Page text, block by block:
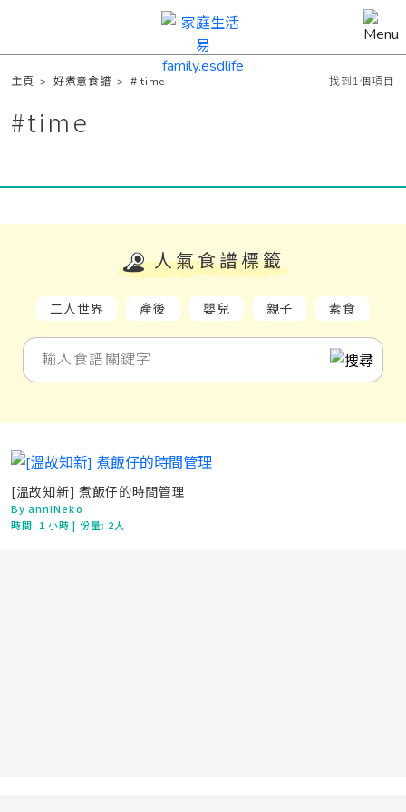
主頁 >好煮意食譜 ># time 找到1個項目
#time
人氣食譜標籤
二人世界 產後 嬰兒 親子 素食
[溫故知新] 煮飯仔的時間管理
By anniNeko
時間: 1 小時| 份量: 2人